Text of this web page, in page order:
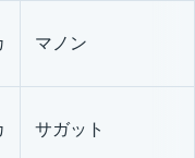
マノン
サガット